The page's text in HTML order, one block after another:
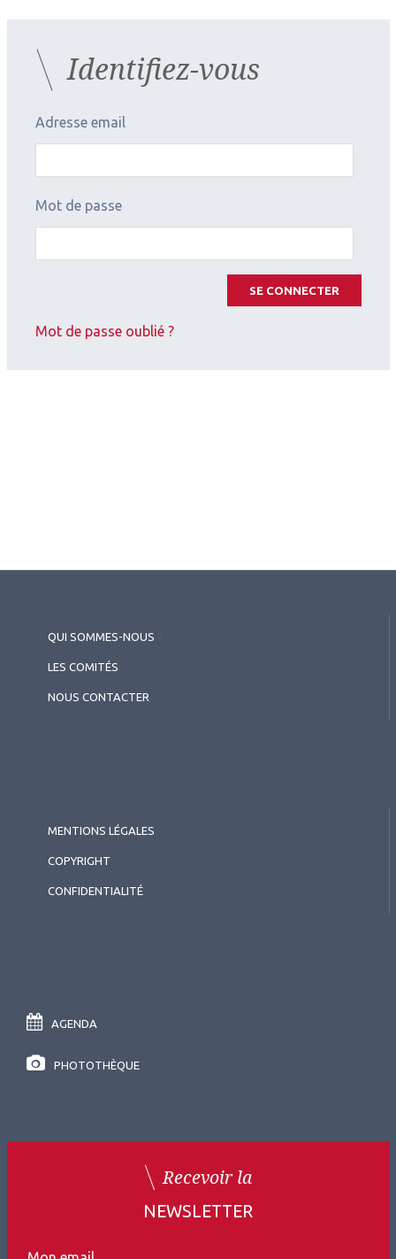
Identifiez-vous
Adresse email
Mot de passe
SE CONNECTER
Mot de passe oublié ?
QUI SOMMES-NOUS
LES COMITÉS
NOUS CONTACTER
MENTIONS LÉGALES
COPYRIGHT
CONFIDENTIALITÉ
AGENDA
PHOTOTHÈQUE
Recevoir la
NEWSLETTER